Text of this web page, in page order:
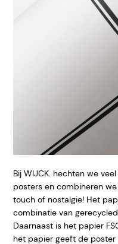
Bij WIJCK. hechten we
posters en combineren
touch of nostalgie! Het
combinatie van
Daarnaast is het papier
het papier geeft de poster